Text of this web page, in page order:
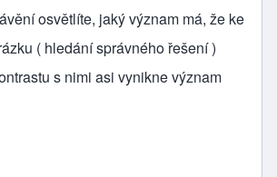
osvětlíte, jaký význam má, že ke
( hledání správného řešení )
s nimi asi vynikne význam